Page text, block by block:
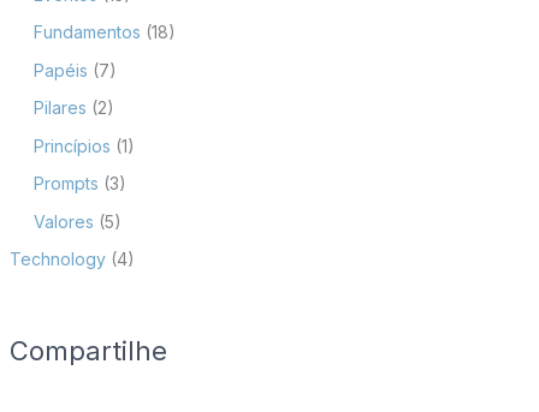
Fundamentos (18)
Papéis (7)
Pilares (2)
Princípios (1)
Prompts (3)
Valores (5)
Technology(4)
Compartilhe